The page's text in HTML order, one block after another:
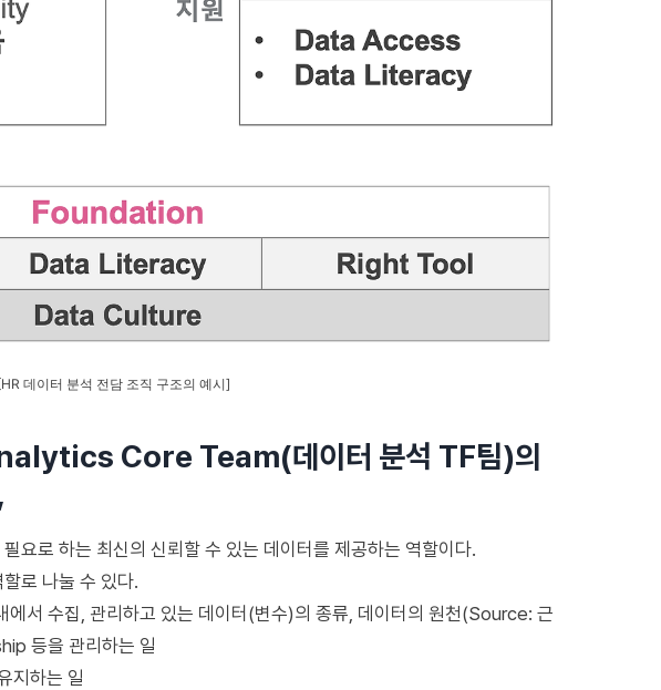
[HR 데이터 분석 전담 조직 구조의 예시]
Core Team(데이터 분석 TF팀)의
요로 하는 최신의 신뢰할 수 있는 데이터를 제공하는 역할이다.
로 나눌 수 있다.
서 수집, 관리하고 있는 데이터(변수)의 종류, 데이터의 원천(Source: 근
등을 관리하는 일
지하는 일